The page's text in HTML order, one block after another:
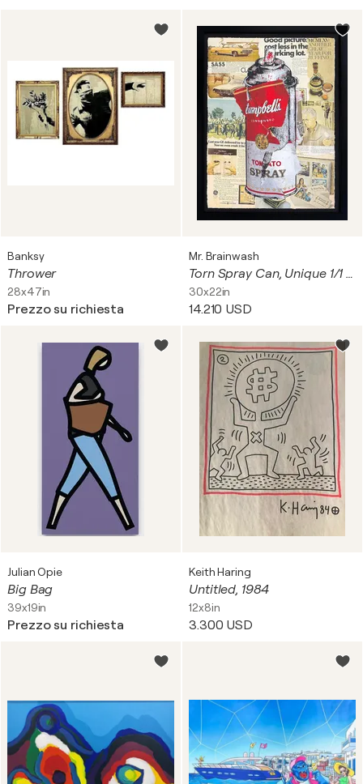
Banksy
Thrower
28x47in
Prezzo su richiesta
Mr. Brainwash
Torn Spray Can, Unique 1/1 Mixed Media Painting on Paper, Framed, COA
30x22in
14.210 USD
Julian Opie
Big Bag
39x19in
Prezzo su richiesta
Keith Haring
Untitled, 1984
12x8in
3.300 USD